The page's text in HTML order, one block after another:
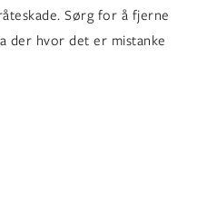
Sørg for å fjerne
der hvor det er mistanke